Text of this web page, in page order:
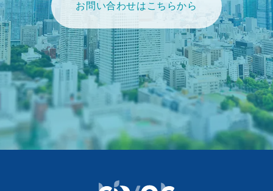
お問い合わせはこちらから